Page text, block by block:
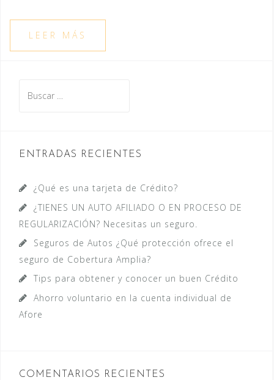
LEER MÁS
ENTRADAS RECIENTES
¿Qué es una tarjeta de Crédito?
¿TIENES UN AUTO AFILIADO O EN PROCESO DE
REGULARIZACIÓN? Necesitas un seguro.
Seguros de Autos ¿Qué protección ofrece el
seguro de Cobertura Amplia?
Tips para obtener y conocer un buen Crédito
Ahorro voluntario en la cuenta individual de
Afore
COMENTARIOS RECIENTES